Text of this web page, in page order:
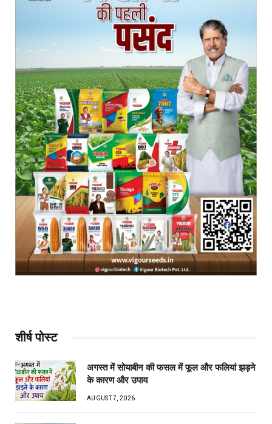
शीर्ष पोस्ट
अगस्त में सोयाबीन की फसल में फूल और फलियां झड़ने
के कारण और उपाय
AUGUST 7, 2026